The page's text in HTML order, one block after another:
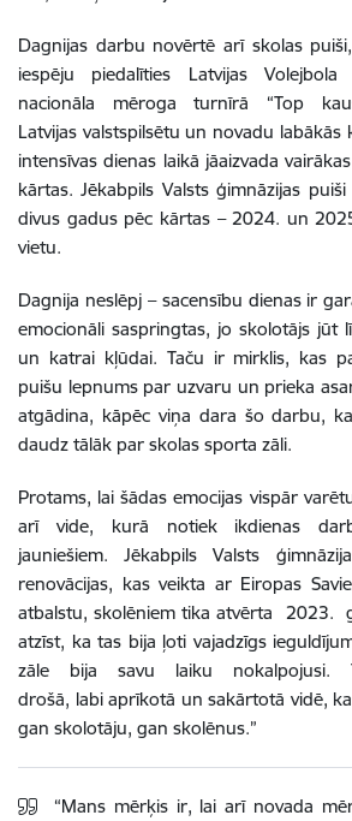
Dagnijas darbu novērtē arī skolas
iespēju piedalīties Latvijas Volejbola
nacionāla mēroga turnīrā “Top
Latvijas valstspilsētu un novadu labākās
intensīvas dienas laikā jāaizvada
kārtas. Jēkabpils Valsts ģimnāzijas
divus gadus pēc kārtas – 2024. un
vietu.
Dagnija neslēpj – sacensību dienas ir
emocionāli saspringtas, jo skolotājs jūt
un katrai kļūdai. Taču ir mirklis, kas
puišu lepnums par uzvaru un prieka
atgādina, kāpēc viņa dara šo darbu,
daudz tālāk par skolas sporta zāli.
Protams, lai šādas emocijas vispār
arī vide, kurā notiek ikdienas
jauniešiem. Jēkabpils Valsts
renovācijas, kas veikta ar Eiropas
atbalstu, skolēniem tika atvērta 2023.
atzīst, ka tas bija ļoti vajadzīgs
zāle bija savu laiku nokalpojusi.
drošā, labi aprīkotā un sakārtotā vidē,
gan skolotāju, gan skolēnus.”
“Mans mērķis ir, lai arī novada